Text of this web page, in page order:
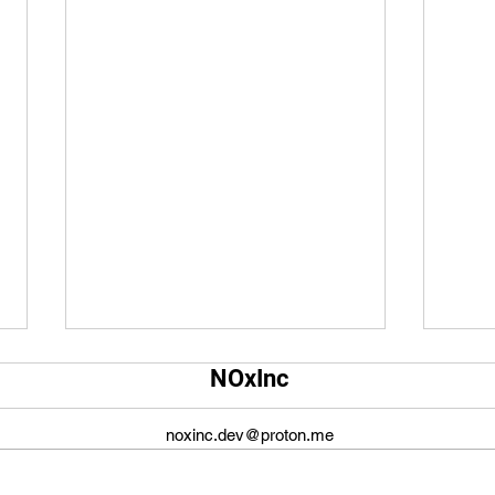
Qual é o tamanho da tela do
O tamanho da tela do YouTube
O
NOxInc
noxinc.dev@proton.me